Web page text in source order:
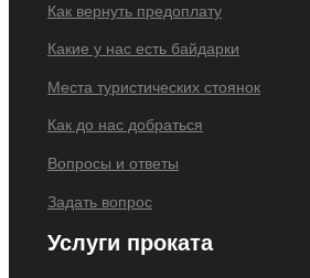
Как вернуть предоплату
Какие у нас есть байдарки
Места туристических стоянок
Как до нас добраться
Вопросы и ответы
Задать вопрос
Услуги проката